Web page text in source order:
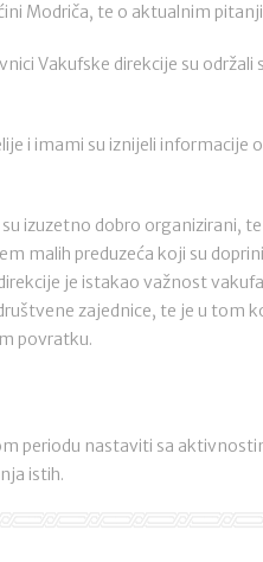
Modriča, te o aktualnim
Vakufske direkcije su
i imami su iznijeli
izuzetno dobro organizirani,
malih preduzeća koji su
je istakao važnost
zajednice, te je u tom
povratku.
periodu nastaviti sa
istih.